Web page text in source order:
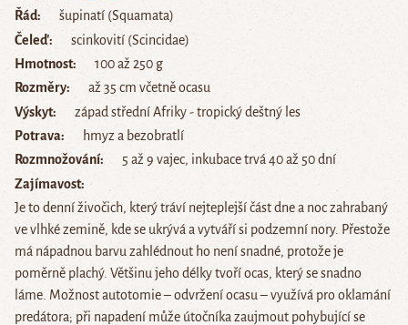
Řád
šupinatí (Squamata)
Čeleď
scinkovití (Scincidae)
Hmotnost
100 až 250 g
Rozměry
až 35 cm včetně ocasu
Výskyt
západ střední Afriky - tropický deštný les
Potrava
hmyz a bezobratlí
Rozmnožování
5 až 9 vajec, inkubace trvá 40 až 50 dní
Zajímavost
Je to denní živočich, který tráví nejteplejší část dne a noc zahrabaný
ve vlhké zemině, kde se ukrývá a vytváří si podzemní nory. Přestože
má nápadnou barvu zahlédnout ho není snadné, protože je
poměrně plachý. Většinu jeho délky tvoří ocas, který se snadno
láme. Možnost autotomie – odvržení ocasu – využívá pro oklamání
predátora; při napadení může útočníka zaujmout pohybující se